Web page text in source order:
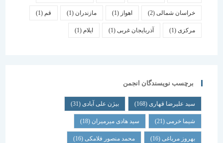
خراسان شمالی(2) اهواز مازندران(1) قم
(1) آذربایجان غربی(1) ایلام
برچسب نویسندگان انجمن
سید علیرضا قهاری(168) بیژن علی آبادی(31)
شیما خرمی(21) سید هادی میرمیران(18)
بهروز مرباغی (16) محمد منصور فلامکی (16)